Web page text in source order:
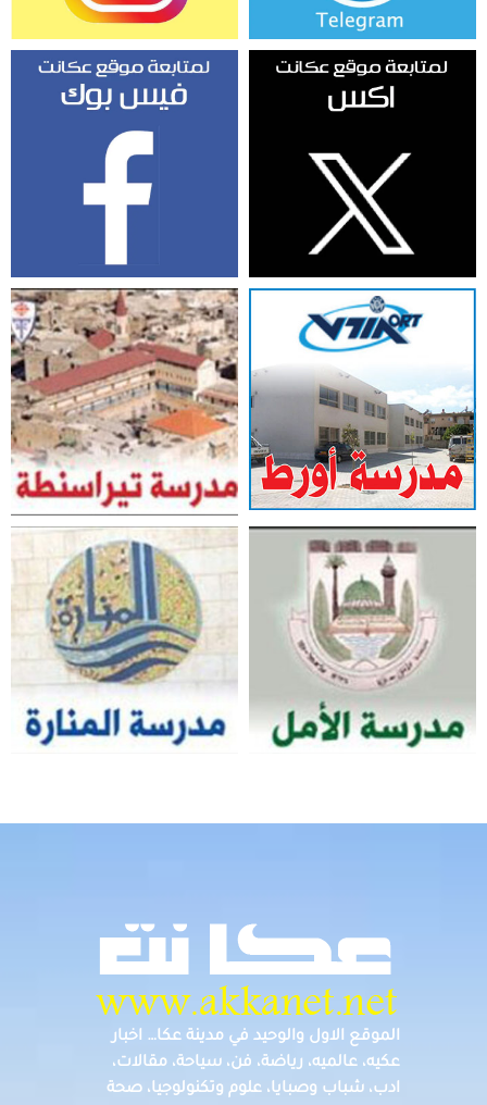
الموقع الاول والوحيد في مدينة عكا… اخبار
عكيه، عالميه، رياضة، فن، سياحة، مقالات،
ادب، شباب وصبايا، علوم وتكنولوجيا، صحة